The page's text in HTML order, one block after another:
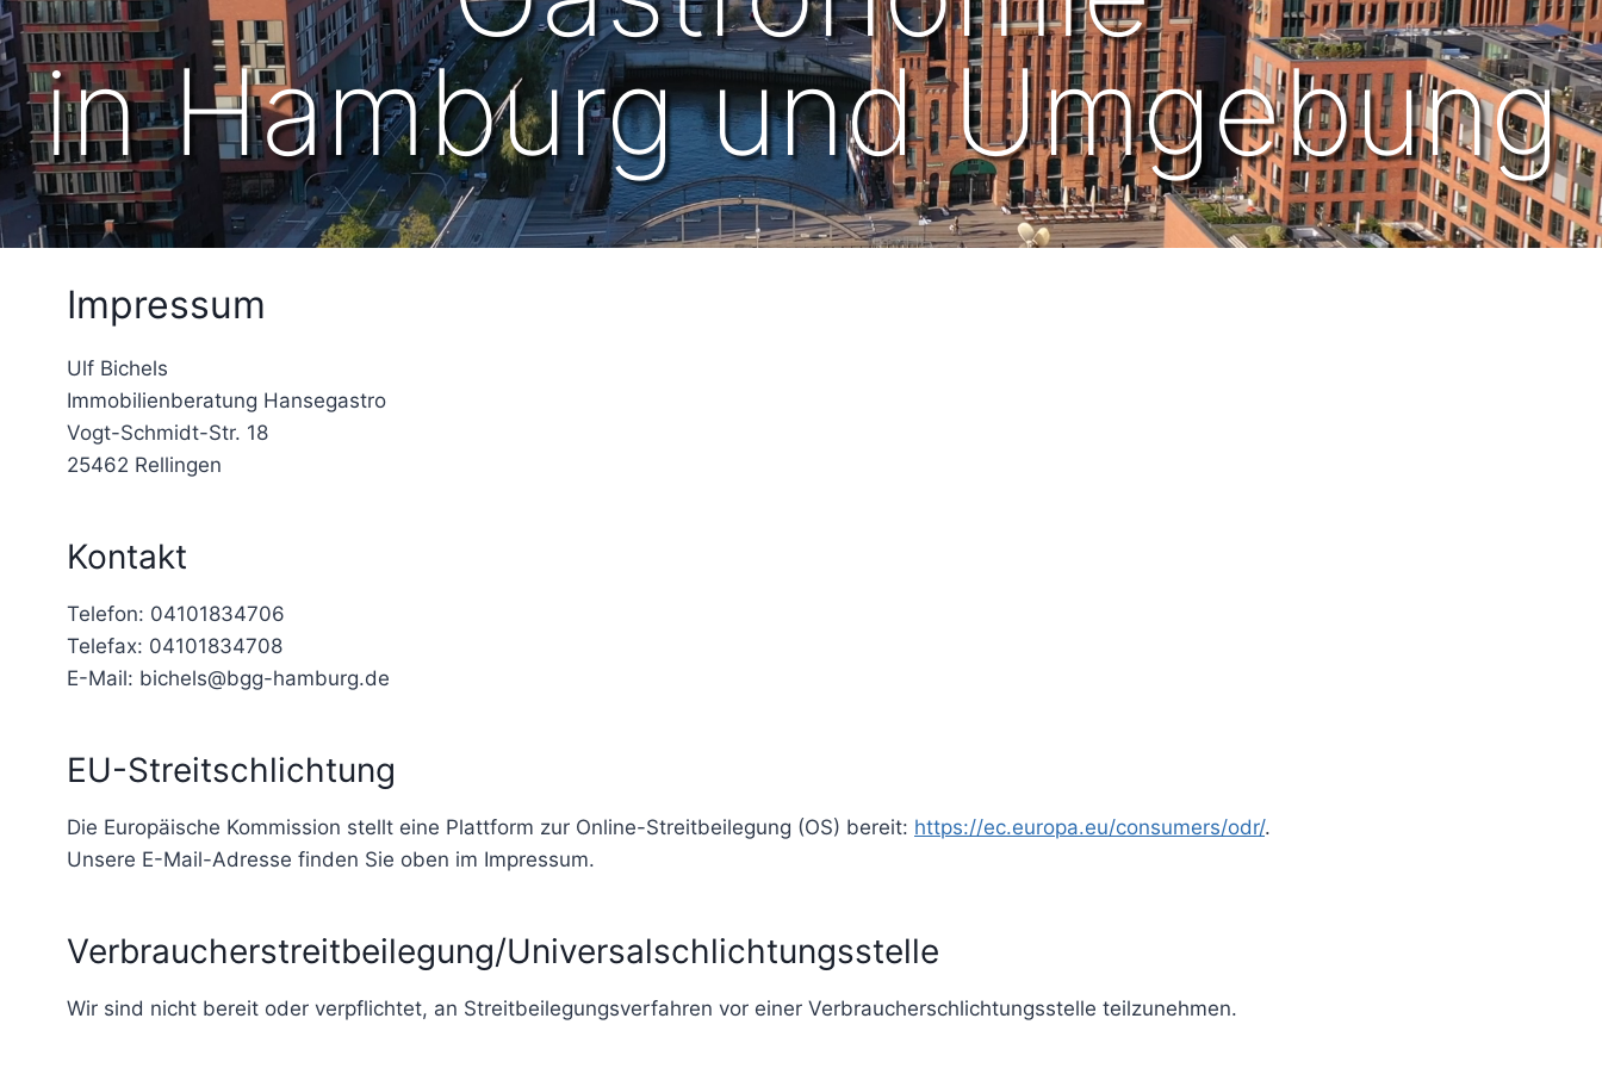
in Hamburg und Umgebung
Impressum
Ulf Bichels
Immobilienberatung Hansegastro
Vogt-Schmidt-Str. 18
25462 Rellingen
Kontakt
Telefon: 04101834706
Telefax: 04101834708
E-Mail: bichels@bgg-hamburg.de
EU-Streitschlichtung
Die Europäische Kommission stellt eine Plattform zur Online-Streitbeilegung (OS) bereit: https://ec.europa.eu/consumers/odr/.
Unsere E-Mail-Adresse finden Sie oben im Impressum.
Verbraucher­streit­beilegung/Universal­schlichtungs­stelle
Wir sind nicht bereit oder verpflichtet, an Streitbeilegungsverfahren vor einer Verbraucherschlichtungsstelle teilzunehmen.